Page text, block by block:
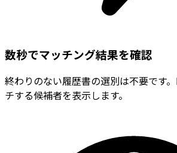
数秒でマッチング結果を確認
終わりのない履歴書の選別は不要です
チする候補者を表示します。